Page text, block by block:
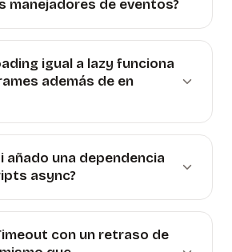
manejadores de eventos?
igual a lazy funciona
además de en
añado una dependencia
async?
con un retraso de